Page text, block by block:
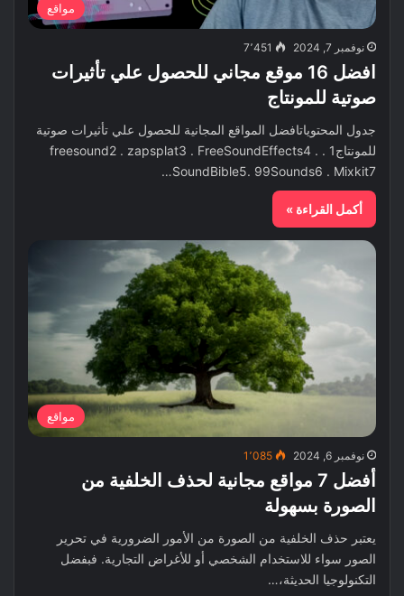
مواقع
نوفمبر 7, 2024 7٬451
افضل 16 موقع مجاني للحصول علي تأثيرات
صوتية للمونتاج
جدول المحتوياتافضل المواقع المجانية للحصول علي تأثيرات صوتية
للمونتاج1 . freesound2 . zapsplat3 . FreeSoundEffects4 .
SoundBible5. 99Sounds6 . Mixkit7…
أكمل القراءة »
مواقع
نوفمبر 6, 2024 1٬085
أفضل 7 مواقع مجانية لحذف الخلفية من
الصورة بسهولة
يعتبر حذف الخلفية من الصورة من الأمور الضرورية في تحرير
الصور سواء للاستخدام الشخصي أو للأغراض التجارية. فبفضل
التكنولوجيا الحديثة،…